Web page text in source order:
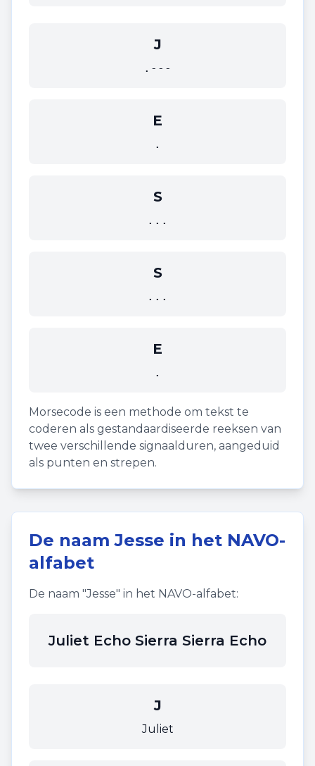
J
.---
E
.
S
...
S
...
E
.
Morsecode is een methode om tekst te
coderen als gestandaardiseerde reeksen van
twee verschillende signaalduren, aangeduid
als punten en strepen.
De naamJesse in het NAVO-
alfabet
De naam "Jesse" in het NAVO-alfabet:
Juliet Echo Sierra Sierra Echo
J
Juliet